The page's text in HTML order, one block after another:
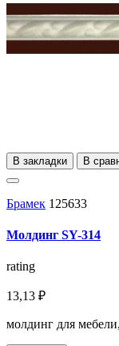
В закладки В
Брамек 125633
Молдинг SY-314
rating
13,13 ₽
молдинг для